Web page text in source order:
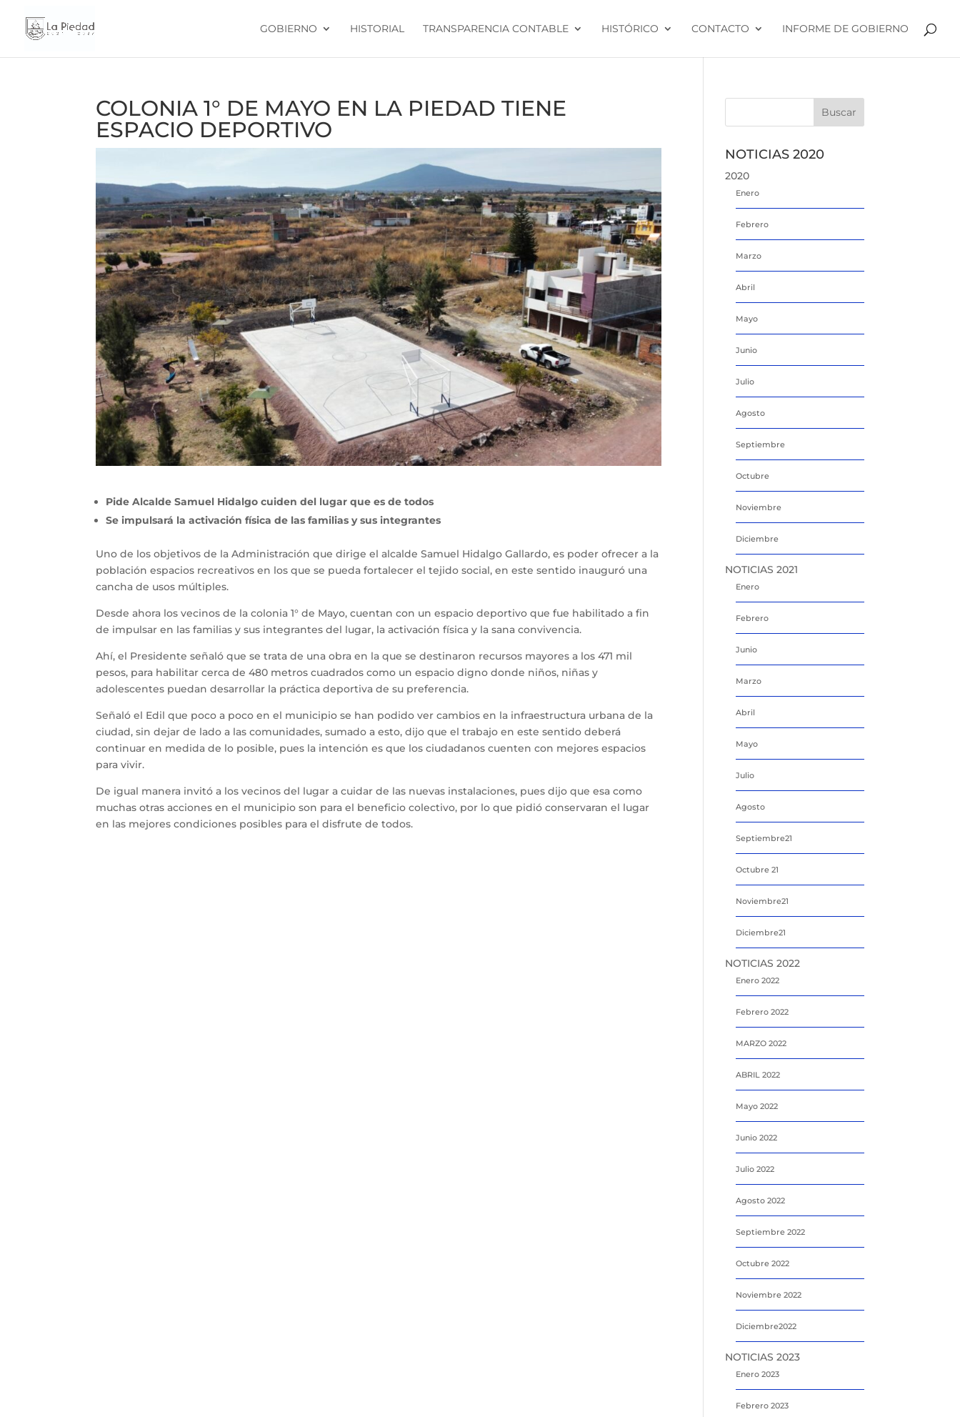
GOBIERNO HISTORIAL TRANSPARENCIA CONTABLE HISTÓRICO CONTACTO INFORME DE GOBIERNO
COLONIA 1° DE MAYO EN LA PIEDAD TIENE
ESPACIO DEPORTIVO
Pide Alcalde Samuel Hidalgo cuiden del lugar que es de todos
Se impulsará la activación física de las familias y sus integrantes
Uno de los objetivos de la Administración que dirige el alcalde Samuel Hidalgo Gallardo, es poder ofrecer a la
población espacios recreativos en los que se pueda fortalecer el tejido social, en este sentido inauguró una
cancha de usos múltiples.
Desde ahora los vecinos de la colonia 1° de Mayo, cuentan con un espacio deportivo que fue habilitado a fin
de impulsar en las familias y sus integrantes del lugar, la activación física y la sana convivencia.
Ahí, el Presidente señaló que se trata de una obra en la que se destinaron recursos mayores a los 471 mil
pesos, para habilitar cerca de 480 metros cuadrados como un espacio digno donde niños, niñas y
adolescentes puedan desarrollar la práctica deportiva de su preferencia.
Señaló el Edil que poco a poco en el municipio se han podido ver cambios en la infraestructura urbana de la
ciudad, sin dejar de lado a las comunidades, sumado a esto, dijo que el trabajo en este sentido deberá
continuar en medida de lo posible, pues la intención es que los ciudadanos cuenten con mejores espacios
para vivir.
De igual manera invitó a los vecinos del lugar a cuidar de las nuevas instalaciones, pues dijo que esa como
muchas otras acciones en el municipio son para el beneficio colectivo, por lo que pidió conservaran el lugar
en las mejores condiciones posibles para el disfrute de todos.
NOTICIAS 2020
2020
Enero
Febrero
Marzo
Abril
Mayo
Junio
Julio
Agosto
Septiembre
Octubre
Noviembre
Diciembre
NOTICIAS 2021
Enero
Febrero
Junio
Marzo
Abril
Mayo
Julio
Agosto
Septiembre21
Octubre 21
Noviembre21
Diciembre21
NOTICIAS 2022
Enero 2022
Febrero 2022
MARZO 2022
ABRIL 2022
Mayo 2022
Junio 2022
Julio 2022
Agosto 2022
Septiembre 2022
Octubre 2022
Noviembre 2022
Diciembre2022
NOTICIAS 2023
Enero 2023
Febrero 2023